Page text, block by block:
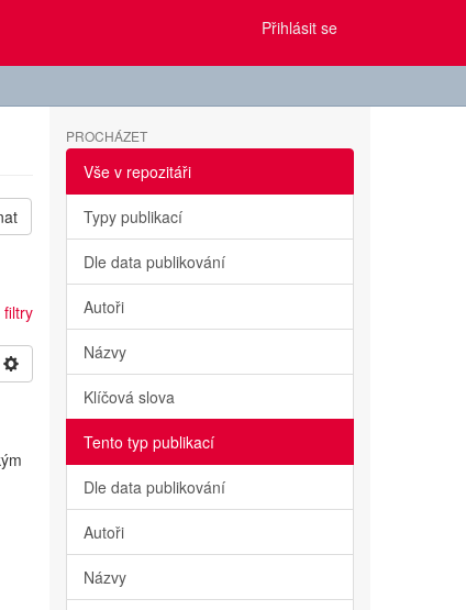
Přihlásit se
PROCHÁZET
Vše v repozitáři
Typy publikací
Dle data publikování
Autoři
Názvy
Klíčová slova
Tento typ publikací
Dle data publikování
Autoři
Názvy